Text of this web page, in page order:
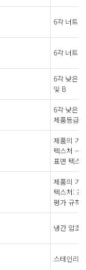
6각 너트,
6각 너트 -
6각 낮은
및 B
6각 낮은
제품등급 B
제품의 기
텍스처 —
표면 텍스
제품의 기
텍스처:
평가 규칙
냉간 압조
스테인리